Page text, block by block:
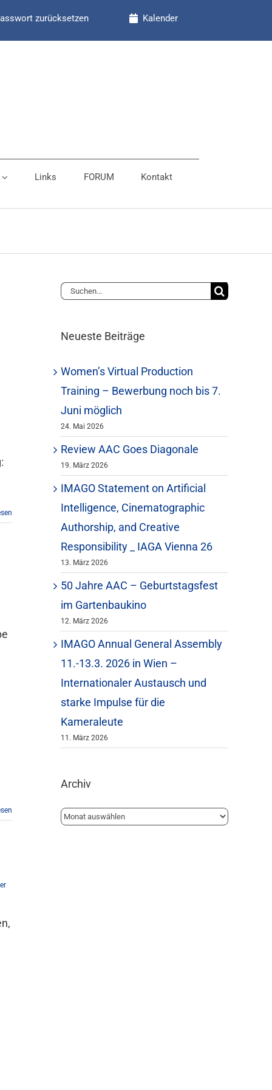
zurücksetzen Kalender
Links FORUM Kontakt
Suche
Neueste Beiträge
Women’s Virtual Production
Training – Bewerbung noch bis 7.
Juni möglich
24. Mai 2026
Review AAC Goes Diagonale
19. März 2026
IMAGO Statement on Artificial
Intelligence, Cinematographic
Authorship, and Creative
Responsibility _ IAGA Vienna 26
13. März 2026
50 Jahre AAC – Geburtstagsfest
im Gartenbaukino
12. März 2026
IMAGO Annual General Assembly
11.-13.3. 2026 in Wien –
Internationaler Austausch und
starke Impulse für die
Kameraleute
11. März 2026
Archiv
Archiv